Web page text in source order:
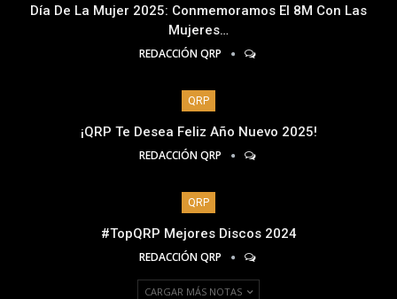
Día De La Mujer 2025: Conmemoramos El 8M Con Las
Mujeres…
REDACCIÓN QRP
QRP
¡QRP Te Desea Feliz Año Nuevo 2025!
REDACCIÓN QRP
QRP
#TopQRP Mejores Discos 2024
REDACCIÓN QRP
CARGAR MÁS NOTAS